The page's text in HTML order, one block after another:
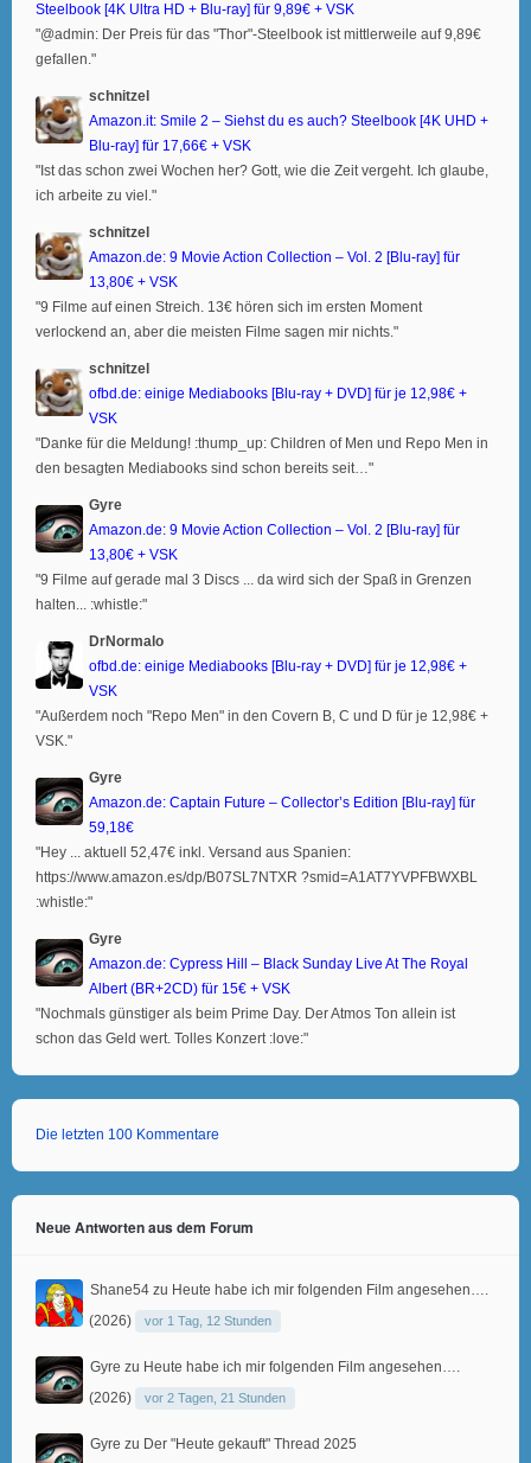
Steelbook [4K Ultra HD + Blu-ray] für 9,89€ + VSK
"@admin: Der Preis für das "Thor"-Steelbook ist mittlerweile auf 9,89€
gefallen."
schnitzel
Amazon.it: Smile 2 – Siehst du es auch? Steelbook [4K UHD +
Blu-ray] für 17,66€ + VSK
"Ist das schon zwei Wochen her? Gott, wie die Zeit vergeht. Ich glaube,
ich arbeite zu viel."
schnitzel
Amazon.de: 9 Movie Action Collection – Vol. 2 [Blu-ray] für
13,80€ + VSK
"9 Filme auf einen Streich. 13€ hören sich im ersten Moment
verlockend an, aber die meisten Filme sagen mir nichts."
schnitzel
ofbd.de: einige Mediabooks [Blu-ray + DVD] für je 12,98€ +
VSK
"Danke für die Meldung! :thump_up: Children of Men und Repo Men in
den besagten Mediabooks sind schon bereits seit…"
Gyre
Amazon.de: 9 Movie Action Collection – Vol. 2 [Blu-ray] für
13,80€ + VSK
"9 Filme auf gerade mal 3 Discs ... da wird sich der Spaß in Grenzen
halten... :whistle:"
DrNormalo
ofbd.de: einige Mediabooks [Blu-ray + DVD] für je 12,98€ +
VSK
"Außerdem noch "Repo Men" in den Covern B, C und D für je 12,98€ +
VSK."
Gyre
Amazon.de: Captain Future – Collector’s Edition [Blu-ray] für
59,18€
"Hey ... aktuell 52,47€ inkl. Versand aus Spanien:
https://www.amazon.es/dp/B07SL7NTXR ?smid=A1AT7YVPFBWXBL
:whistle:"
Gyre
Amazon.de: Cypress Hill – Black Sunday Live At The Royal
Albert (BR+2CD) für 15€ + VSK
"Nochmals günstiger als beim Prime Day. Der Atmos Ton allein ist
schon das Geld wert. Tolles Konzert :love:"
Die letzten 100 Kommentare
Neue Antworten aus dem Forum
Shane54 zu Heute habe ich mir folgenden Film angesehen….
(2026)
vor 1 Tag, 12 Stunden
Gyre zu Heute habe ich mir folgenden Film angesehen….
(2026)
vor 2 Tagen, 21 Stunden
Gyre zu Der "Heute gekauft" Thread 2025